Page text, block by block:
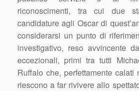
riconoscimenti, tra cui due
candidature agli Oscar di
considerarsi un punto di
investigativo, reso avvincente
eccezionali, primi tra tutti
Ruffalo che, perfettamente calati
riescono a far rivivere allo